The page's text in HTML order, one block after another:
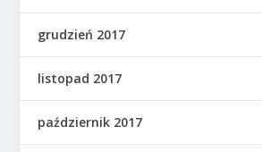
grudzień 2017
listopad 2017
październik 2017